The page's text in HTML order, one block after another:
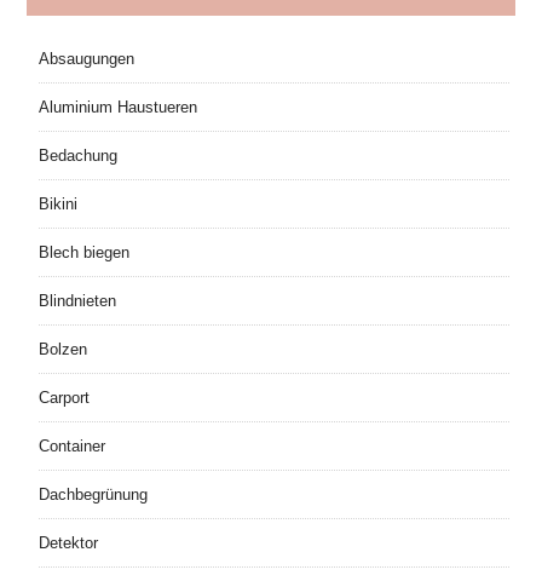
Absaugungen
Aluminium Haustueren
Bedachung
Bikini
Blech biegen
Blindnieten
Bolzen
Carport
Container
Dachbegrünung
Detektor